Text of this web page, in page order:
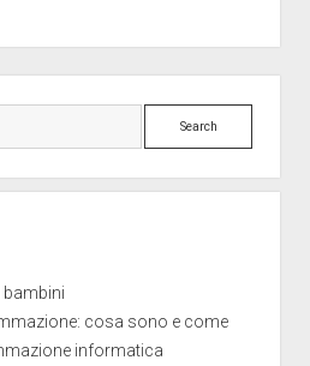
Search
bambini
cosa sono e come
informatica